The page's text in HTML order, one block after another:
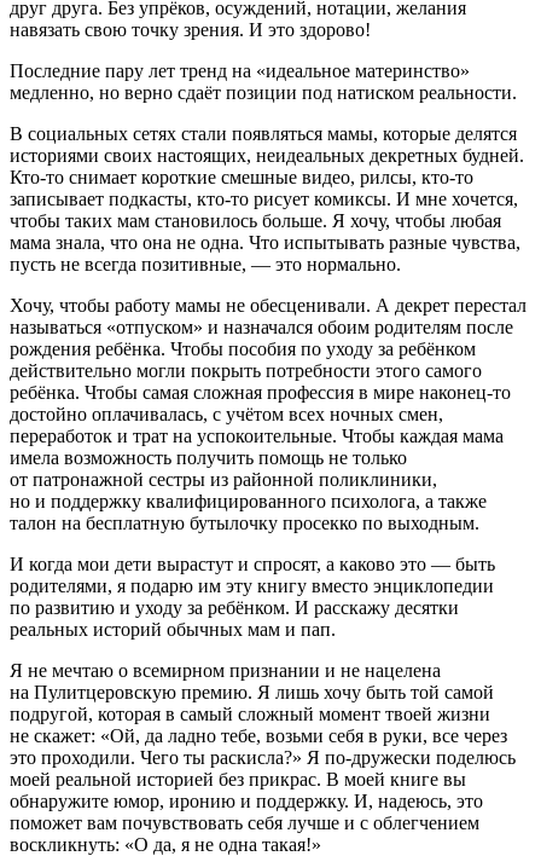
друг друга. Без упрёков, осуждений, нотации, желания
навязать свою точку зрения. И это здорово!
Последние пару лет тренд на «идеальное материнство»
медленно, но верно сдаёт позиции под натиском реальности.
В социальных сетях стали появляться мамы, которые делятся
историями своих настоящих, неидеальных декретных будней.
Кто-то снимает короткие смешные видео, рилсы, кто-то
записывает подкасты, кто-то рисует комиксы. И мне хочется,
чтобы таких мам становилось больше. Я хочу, чтобы любая
мама знала, что она не одна. Что испытывать разные чувства,
пусть не всегда позитивные, — это нормально.
Хочу, чтобы работу мамы не обесценивали. А декрет перестал
называться «отпуском» и назначался обоим родителям после
рождения ребёнка. Чтобы пособия по уходу за ребёнком
действительно могли покрыть потребности этого самого
ребёнка. Чтобы самая сложная профессия в мире наконец-то
достойно оплачивалась, с учётом всех ночных смен,
переработок и трат на успокоительные. Чтобы каждая мама
имела возможность получить помощь не только
от патронажной сестры из районной поликлиники,
но и поддержку квалифицированного психолога, а также
талон на бесплатную бутылочку просекко по выходным.
И когда мои дети вырастут и спросят, а каково это — быть
родителями, я подарю им эту книгу вместо энциклопедии
по развитию и уходу за ребёнком. И расскажу десятки
реальных историй обычных мам и пап.
Я не мечтаю о всемирном признании и не нацелена
на Пулитцеровскую премию. Я лишь хочу быть той самой
подругой, которая в самый сложный момент твоей жизни
не скажет: «Ой, да ладно тебе, возьми себя в руки, все через
это проходили. Чего ты раскисла?» Я по-дружески поделюсь
моей реальной историей без прикрас. В моей книге вы
обнаружите юмор, иронию и поддержку. И, надеюсь, это
поможет вам почувствовать себя лучше и с облегчением
воскликнуть: «О да, я не одна такая!»